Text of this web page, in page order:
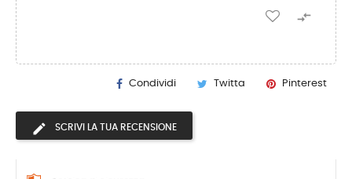

Condividi Twitta Pinterest
SCRIVI LA TUA RECENSIONE